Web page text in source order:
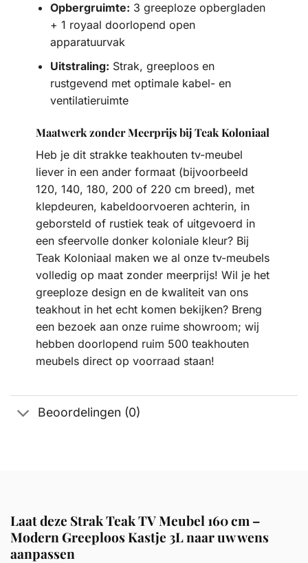
Opbergruimte: 3 greeploze opbergladen
+ 1 royaal doorlopend open
apparatuurvak
Uitstraling: Strak, greeploos en
rustgevend met optimale kabel- en
ventilatieruimte
Maatwerk zonder Meerprijs bij Teak Koloniaal
Heb je dit strakke teakhouten tv-meubel
liever in een ander formaat (bijvoorbeeld
120, 140, 180, 200 of 220 cm breed), met
klepdeuren, kabeldoorvoeren achterin, in
geborsteld of rustiek teak of uitgevoerd in
een sfeervolle donker koloniale kleur? Bij
Teak Koloniaal maken we al onze tv-meubels
volledig op maat zonder meerprijs! Wil je het
greeploze design en de kwaliteit van ons
teakhout in het echt komen bekijken? Breng
een bezoek aan onze ruime showroom; wij
hebben doorlopend ruim 500 teakhouten
meubels direct op voorraad staan!
Beoordelingen (0)
Laat deze Strak Teak TV Meubel 160 cm –
Modern Greeploos Kastje 3L naar uw wens
aanpassen